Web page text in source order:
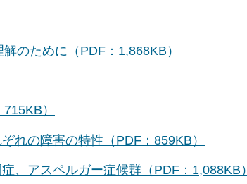
のために（PDF：1,868KB）
）
れの障害の特性（PDF：859KB）
、アスペルガー症候群（PDF：1,088KB）